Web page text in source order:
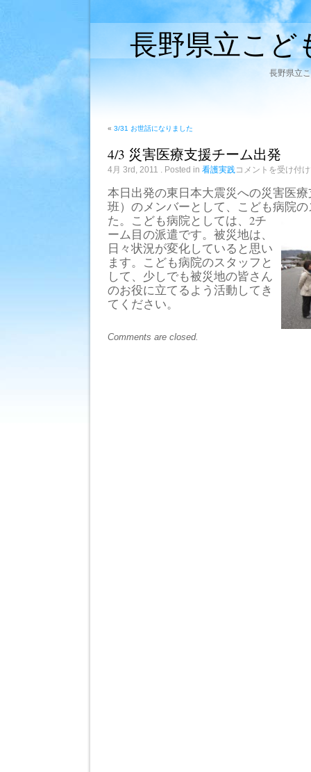
長野県立こど
長野県立
« 3/31 お世話になりました
4/3 災害医療支援チーム出発
4月 3rd, 2011 . Posted in 看護実践 4/3
災
医
療
援
チ
ー
ム
出
発
は
コメントを受け付
本日出発の東日本大震災への災害医
班）のメンバーとして、こども病院
た。こども病院としては、2チ
ーム目の派遣です。被災地は、
日々状況が変化していると思い
ます。こども病院のスタッフと
して、少しでも被災地の皆さん
のお役に立てるよう活動してき
てください。
Comments are closed.